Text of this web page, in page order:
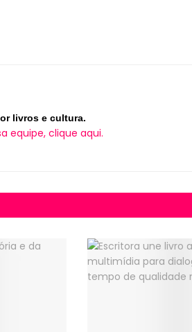
livros e cultura.
equipe, clique aqui.